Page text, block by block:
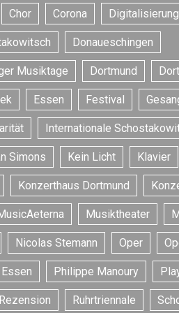
Chor Corona Digitalisierung
Donaueschingen
Musiktage Dortmund
Essen Festival
Internationale
Simons Kein Licht Klavier
Konzerthaus Dortmund
Musiktheater
Nicolas Stemann Oper
Philippe Manoury
Rezension Ruhrtriennale